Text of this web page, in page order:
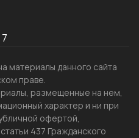
материалы данного сайта
праве.
размещенные на нем,
характер и ни при
офертой,
437 Гражданского